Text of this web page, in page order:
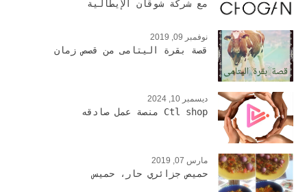
مع شركة شوقان الإيطالية
نوفمبر 09, 2019
قصة بقرة اليتامى من قصص زمان
ديسمبر 10, 2024
Ctl shop منصة عمل صادقه
مارس 07, 2019
حميص جزائري حار، حميس